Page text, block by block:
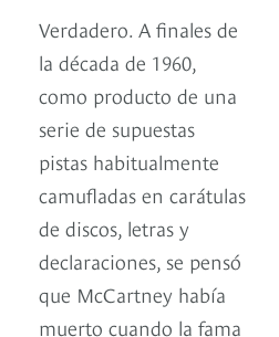
Verdadero. A finales de
la década de 1960,
como producto de una
serie de supuestas
pistas habitualmente
camufladas en carátulas
de discos, letras y
declaraciones, se pensó
que McCartney había
muerto cuando la fama